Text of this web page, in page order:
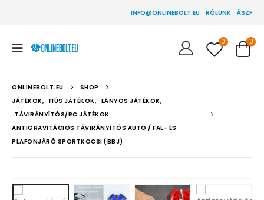
INFO@ONLINEBOLT.EU RÓLUNK ÁSZF
0 0
ONLINEBOLT.EU
SHOP
JÁTÉKOK, FIÚS JÁTÉKOK, LÁNYOS JÁTÉKOK,
TÁVIRÁNYÍTÓS/RC JÁTÉKOK
ANTIGRAVITÁCIÓS TÁVIRÁNYÍTÓS AUTÓ / FAL- ÉS
PLAFONJÁRÓ SPORTKOCSI (BBJ)